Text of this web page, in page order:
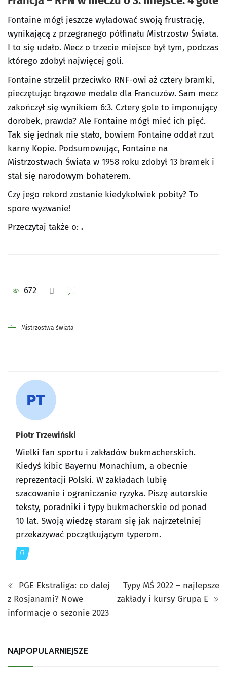
Fontaine mógł jeszcze wyładować swoją frustrację,
wynikającą z przegranego półfinału Mistrzostw Świata.
I to się udało. Mecz o trzecie miejsce był tym, podczas
którego zdobył najwięcej goli.
Fontaine strzelił przeciwko RNF-owi aż cztery bramki,
pieczętując brązowe medale dla Francuzów. Sam mecz
zakończył się wynikiem 6:3. Cztery gole to imponujący
dorobek, prawda? Ale Fontaine mógł mieć ich pięć.
Tak się jednak nie stało, bowiem Fontaine oddał rzut
karny Kopie. Podsumowując, Fontaine na
Mistrzostwach Świata w 1958 roku zdobył 13 bramek i
stał się narodowym bohaterem.
Czy jego rekord zostanie kiedykolwiek pobity? To
spore wyzwanie!
Przeczytaj także o: .
672
Mistrzostwa świata
Piotr Trzewiński
Wielki fan sportu i zakładów bukmacherskich.
Kiedyś kibic Bayernu Monachium, a obecnie
reprezentacji Polski. W zakładach lubię
szacowanie i ograniczanie ryzyka. Piszę autorskie
teksty, poradniki i typy bukmacherskie od ponad
10 lat. Swoją wiedzę staram się jak najrzetelniej
przekazywać początkującym typerom.
PGE Ekstraliga: co dalej
z Rosjanami? Nowe
informacje o sezonie 2023
Typy MŚ 2022 – najlepsze
zakłady i kursy Grupa E
NAJPOPULARNIEJSZE